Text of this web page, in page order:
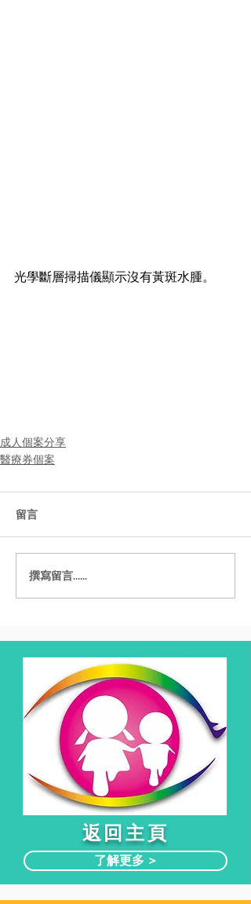
光學斷層掃描儀顯示沒有黃斑水腫。
成人個案分享
醫療券個案
留言
撰寫留言......
​返回主頁
了解更多 >